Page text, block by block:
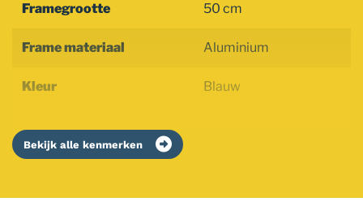
Framegrootte 50 cm
Frame materiaal Aluminium
Kleur Blauw
Bekijk alle kenmerken